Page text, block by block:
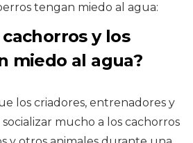
tengan miedo al agua:
y los
miedo al agua?
los criadores, entrenadores y
mucho a los cachorros